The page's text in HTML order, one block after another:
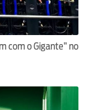
com o Gigante” no